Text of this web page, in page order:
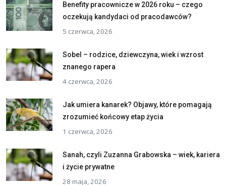
Benefity pracownicze w 2026 roku – czego
oczekują kandydaci od pracodawców?
5 czerwca, 2026
Sobel – rodzice, dziewczyna, wiek i wzrost
znanego rapera
4 czerwca, 2026
Jak umiera kanarek? Objawy, które pomagają
zrozumieć końcowy etap życia
1 czerwca, 2026
Sanah, czyli Zuzanna Grabowska – wiek, kariera
i życie prywatne
28 maja, 2026